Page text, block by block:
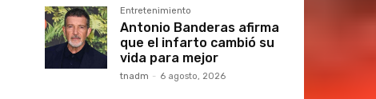
Entretenimiento
Antonio Banderas afirma
que el infarto cambió su
vida para mejor
tnadm - 6 agosto, 2026